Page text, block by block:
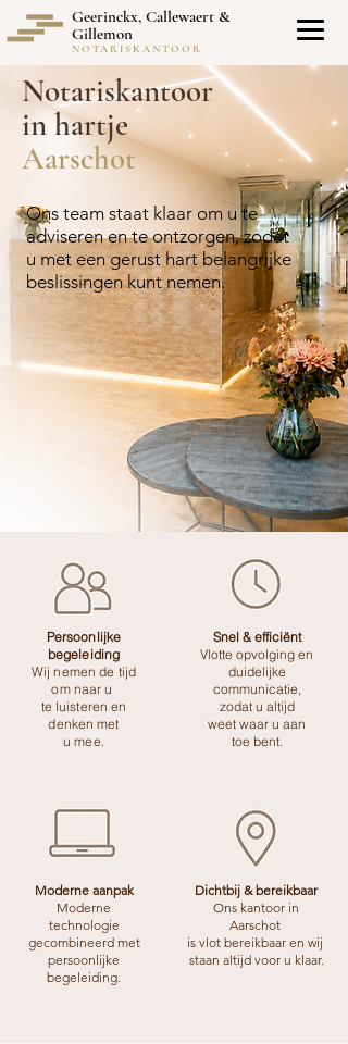
Geerinckx, Callewaert &
Gillemon
NOTARISKANTOOR
Notariskantoor
in hartje
Aarschot
Ons team staat klaar om u te
adviseren en te ontzorgen, zodat
u met een gerust hart belangrijke
beslissingen kunt nemen.
Persoonlijke
begeleiding
Wij nemen de tijd
om naar u
te luisteren en
denken met
u mee.
Snel & efficiënt
Vlotte opvolging en
duidelijke
communicatie,
zodat u altijd
weet waar u aan
toe bent.
Moderne aanpak
Moderne
technologie
gecombineerd met
persoonlijke
begeleiding.
Dichtbij & bereikbaar
Ons kantoor in
Aarschot
is vlot bereikbaar en wij
staan altijd voor u klaar.